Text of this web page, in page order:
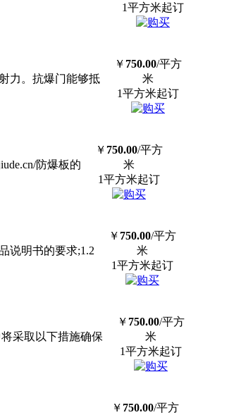
1平方米起订
力。抗爆门能够抵
￥ 750.00/平方
米
1平方米起订
防爆板的
￥ 750.00/平方
米
1平方米起订
说明书的要求;1.2
￥ 750.00/平方
米
1平方米起订
采取以下措施确保
￥ 750.00/平方
米
1平方米起订
￥ 750.00/平方